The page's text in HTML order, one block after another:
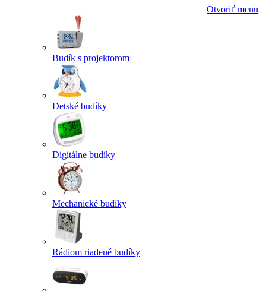
Otvoriť menu
Budík s projektorom
Detské budíky
Digitálne budíky
Mechanické budíky
Rádiom riadené budíky